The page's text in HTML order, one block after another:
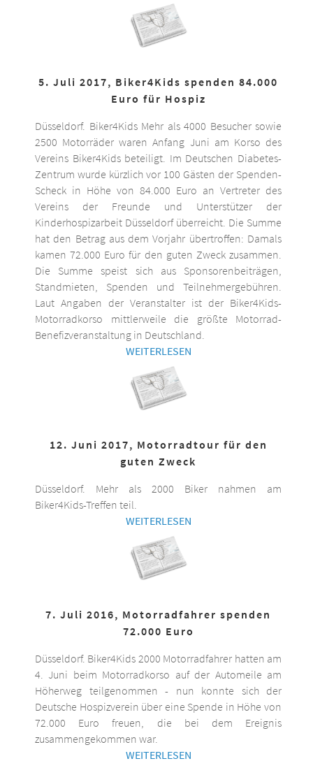
5. Juli 2017, Biker4Kids spenden 84.000
Euro für Hospiz
Düsseldorf. Biker4Kids Mehr als 4000 Besucher sowie
2500 Motorräder waren Anfang Juni am Korso des
Vereins Biker4Kids beteiligt. Im Deutschen Diabetes-
Zentrum wurde kürzlich vor 100 Gästen der Spenden-
Scheck in Höhe von 84.000 Euro an Vertreter des
Vereins der Freunde und Unterstützer der
Kinderhospizarbeit Düsseldorf überreicht. Die Summe
hat den Betrag aus dem Vorjahr übertroffen: Damals
kamen 72.000 Euro für den guten Zweck zusammen.
Die Summe speist sich aus Sponsorenbeiträgen,
Standmieten, Spenden und Teilnehmergebühren.
Laut Angaben der Veranstalter ist der Biker4Kids-
Motorradkorso mittlerweile die größte Motorrad-
Benefizveranstaltung in Deutschland.
WEITERLESEN
12. Juni 2017, Motorradtour für den
guten Zweck
Düsseldorf. Mehr als 2000 Biker nahmen am
Biker4Kids-Treffen teil.
WEITERLESEN
7. Juli 2016, Motorradfahrer spenden
72.000 Euro
Düsseldorf. Biker4Kids 2000 Motorradfahrer hatten am
4. Juni beim Motorradkorso auf der Automeile am
Höherweg teilgenommen - nun konnte sich der
Deutsche Hospizverein über eine Spende in Höhe von
72.000 Euro freuen, die bei dem Ereignis
zusammengekommen war.
WEITERLESEN